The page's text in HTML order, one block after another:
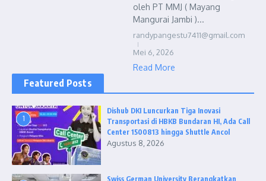
oleh PT MMJ ( Mayang
Mangurai Jambi )...
randypangestu7411@gmail.com
Mei 6, 2026
Read More
Featured Posts
1
Dishub DKI Luncurkan Tiga Inovasi
Transportasi di HBKB Bundaran HI, Ada Call
Center 1500813 hingga Shuttle Ancol
Agustus 8, 2026
Swiss German University Berangkatkan